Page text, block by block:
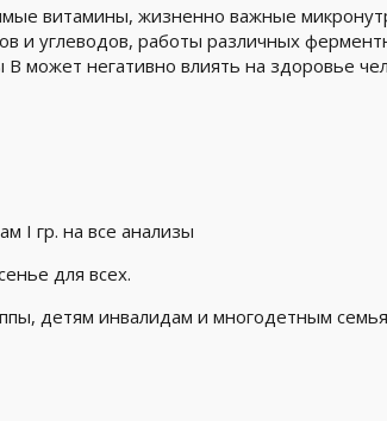
витамины, жизненно важные
и углеводов, работы различных
может негативно влиять на здоровье
I гр. на все анализы
для всех.
детям инвалидам и многодетным